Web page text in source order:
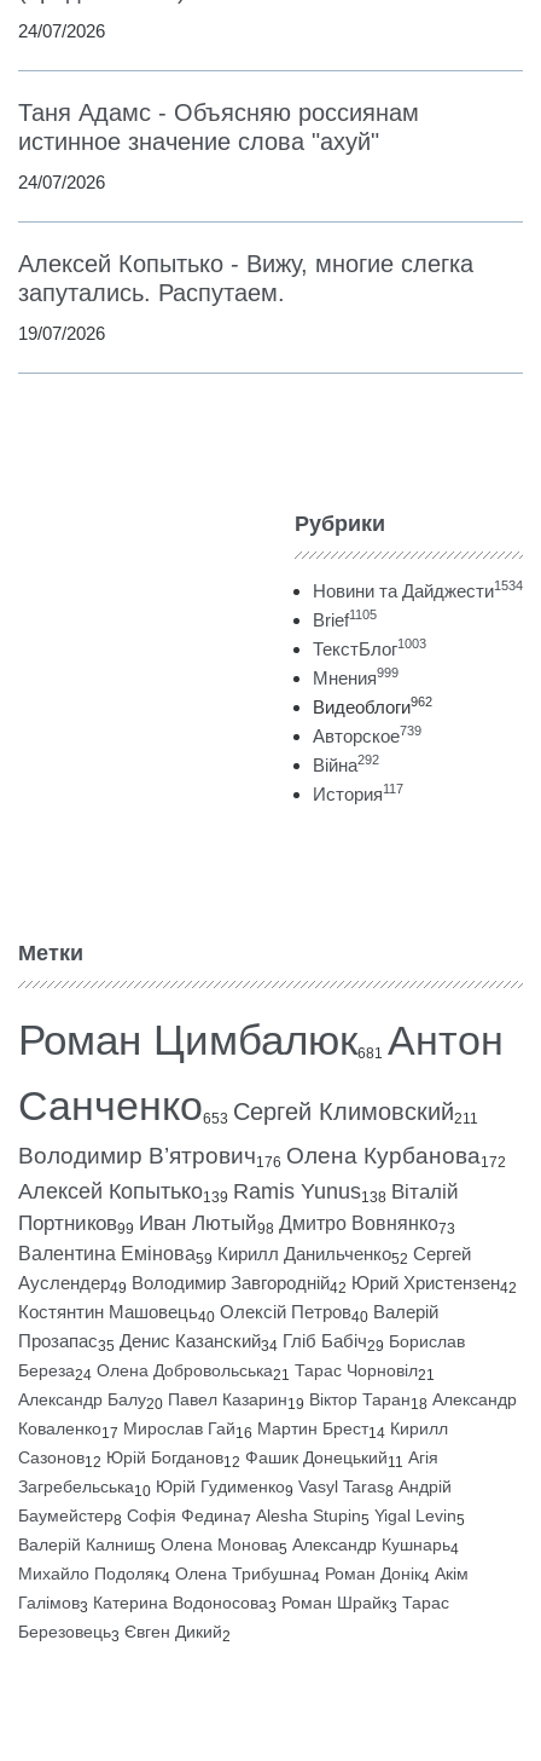
24/07/2026
Таня Адамс - Объясняю россиянам
истинное значение слова "ахуй"
24/07/2026
Алексей Копытько - Вижу, многие слегка
запутались. Распутаем.
19/07/2026
Рубрики
Новини та Дайджести1534
Brief1105
ТекстБлог1003
Мнения999
Видеоблоги962
Авторское739
Війна292
История117
Метки
Роман Цимбалюк681 Антон
Санченко653 Сергей Климовский211
Володимир В’ятрович176 Олена Курбанова172
Алексей Копытько139 Ramis Yunus138 Віталій
Портников99 Иван Лютый98 Дмитро Вовнянко73
Валентина Емінова59 Кирилл Данильченко52 Сергей
Ауслендер49 Володимир Завгородній42 Юрий Христензен42
Костянтин Машовець40 Олексій Петров40 Валерій
Прозапас35 Денис Казанский34 Гліб Бабіч29 Борислав
Береза24 Олена Добровольська21 Тарас Чорновіл21
Александр Балу20 Павел Казарин19 Віктор Таран18 Александр
Коваленко17 Мирослав Гай16 Мартин Брест14 Кирилл
Сазонов12 Юрій Богданов12 Фашик Донецький11 Агія
Загребельська10 Юрій Гудименко9 Vasyl Taras8 Андрій
Баумейстер8 Софія Федина7 Alesha Stupin5 Yigal Levin5
Валерій Калниш5 Олена Монова5 Александр Кушнарь4
Михайло Подоляк4 Олена Трибушна4 Роман Донік4 Акім
Галімов3 Катерина Водоносова3 Роман Шрайк3 Тарас
Березовець3 Євген Дикий2